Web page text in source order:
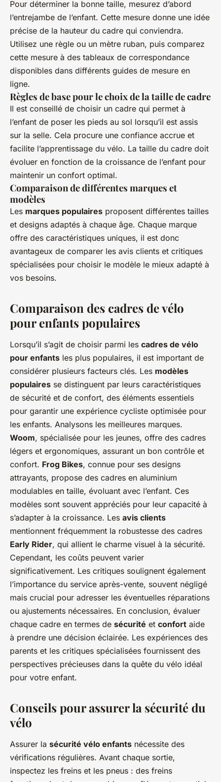
Pour déterminer la bonne taille, mesurez d’abord
l’entrejambe de l’enfant. Cette mesure donne une idée
précise de la hauteur du cadre qui conviendra.
Utilisez une règle ou un mètre ruban, puis comparez
cette mesure à des tableaux de correspondance
disponibles dans différents guides de mesure en
ligne.
Règles de base pour le choix de la taille de cadre
Il est conseillé de choisir un cadre qui permet à
l’enfant de poser les pieds au sol lorsqu’il est assis
sur la selle. Cela procure une confiance accrue et
facilite l’apprentissage du vélo. La taille du cadre doit
évoluer en fonction de la croissance de l’enfant pour
maintenir un confort optimal.
Comparaison de différentes marques et
modèles
Les marques populaires proposent différentes tailles
et designs adaptés à chaque âge. Chaque marque
offre des caractéristiques uniques, il est donc
avantageux de comparer les avis clients et critiques
spécialisées pour choisir le modèle le mieux adapté à
vos besoins.
Comparaison des cadres de vélo
pour enfants populaires
Lorsqu’il s’agit de choisir parmi les cadres de vélo
pour enfants les plus populaires, il est important de
considérer plusieurs facteurs clés. Les modèles
populaires se distinguent par leurs caractéristiques
de sécurité et de confort, des éléments essentiels
pour garantir une expérience cycliste optimisée pour
les enfants. Analysons les meilleures marques.
Woom, spécialisée pour les jeunes, offre des cadres
légers et ergonomiques, assurant un bon contrôle et
confort. Frog Bikes, connue pour ses designs
attrayants, propose des cadres en aluminium
modulables en taille, évoluant avec l’enfant. Ces
modèles sont souvent appréciés pour leur capacité à
s’adapter à la croissance. Les avis clients
mentionnent fréquemment la robustesse des cadres
Early Rider, qui allient le charme visuel à la sécurité.
Cependant, les coûts peuvent varier
significativement. Les critiques soulignent également
l’importance du service après-vente, souvent négligé
mais crucial pour adresser les éventuelles réparations
ou ajustements nécessaires. En conclusion, évaluer
chaque cadre en termes de sécurité et confort aide
à prendre une décision éclairée. Les expériences des
parents et les critiques spécialisées fournissent des
perspectives précieuses dans la quête du vélo idéal
pour votre enfant.
Conseils pour assurer la sécurité du
vélo
Assurer la sécurité vélo enfants nécessite des
vérifications régulières. Avant chaque sortie,
inspectez les freins et les pneus : des freins